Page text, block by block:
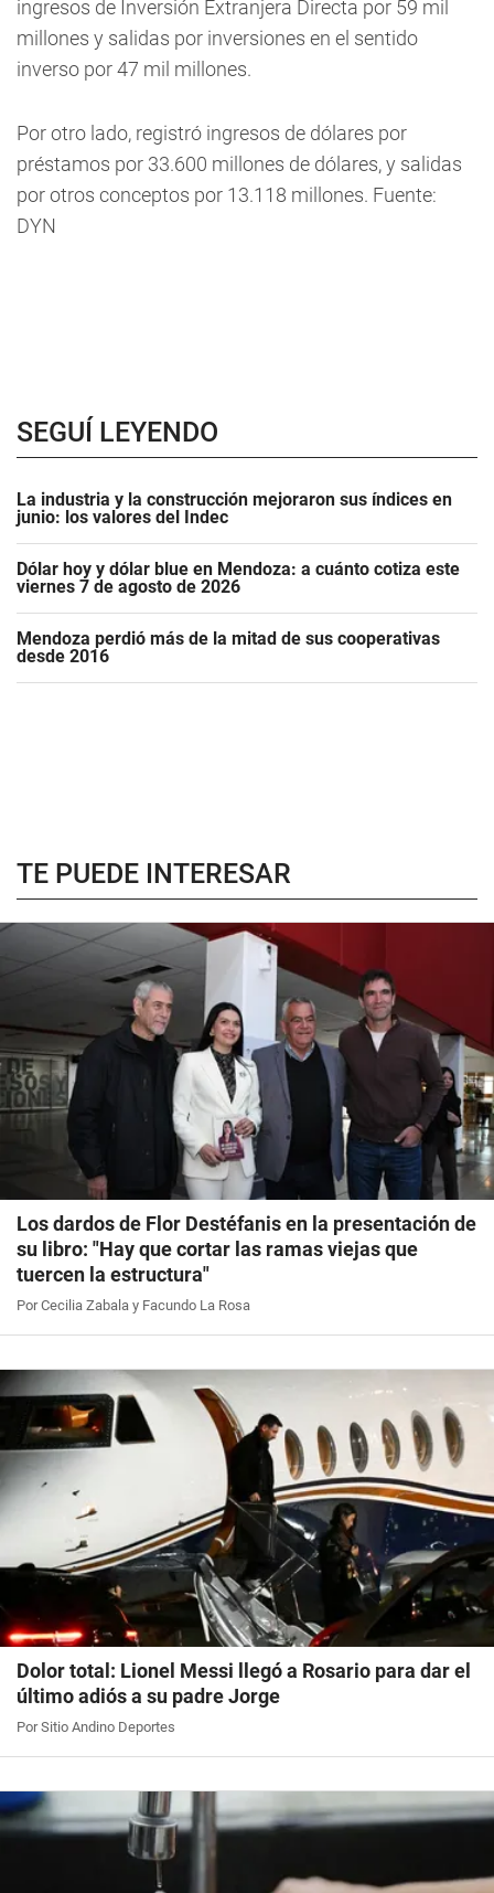
ingresos de Inversión Extranjera Directa por 59 mil
millones y salidas por inversiones en el sentido
inverso por 47 mil millones.
Por otro lado, registró ingresos de dólares por
préstamos por 33.600 millones de dólares, y salidas
por otros conceptos por 13.118 millones. Fuente:
DYN
SEGUÍ LEYENDO
La industria y la construcción mejoraron sus índices en
junio: los valores del Indec
Dólar hoy y dólar blue en Mendoza: a cuánto cotiza este
viernes 7 de agosto de 2026
Mendoza perdió más de la mitad de sus cooperativas
desde 2016
TE PUEDE INTERESAR
Los dardos de Flor Destéfanis en la presentación de
su libro: "Hay que cortar las ramas viejas que
tuercen la estructura"
Por Cecilia Zabala y Facundo La Rosa
Dolor total: Lionel Messi llegó a Rosario para dar el
último adiós a su padre Jorge
Por Sitio Andino Deportes